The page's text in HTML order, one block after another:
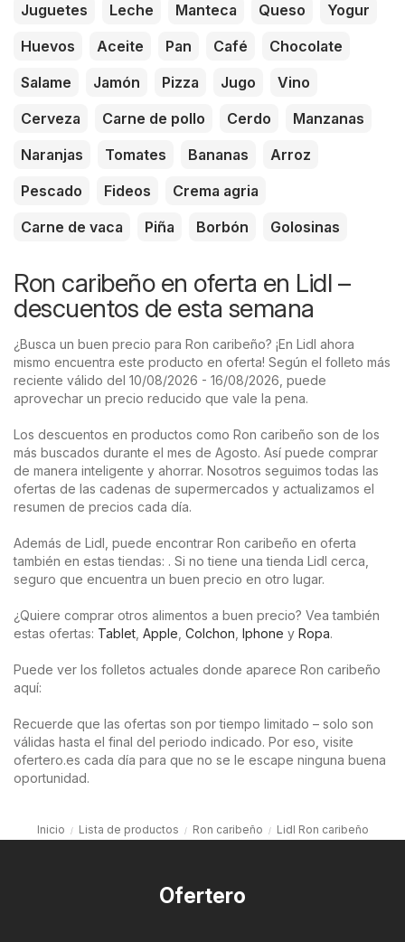
Juguetes Leche Manteca Queso
Yogur
Huevos
Aceite Pan Café
Chocolate
Salame
Jamón Pizza Jugo
Vino
Cerveza
Carne de pollo Cerdo
Manzanas
Naranjas
Tomates Bananas
Arroz
Pescado
Fideos
Crema agria
Carne de vaca
Piña Borbón Golosinas
Ron caribeño en oferta en Lidl –
descuentos de esta semana
¿Busca un buen precio para Ron caribeño? ¡En Lidl ahora
mismo encuentra este producto en oferta! Según el folleto más
reciente válido del 10/08/2026 - 16/08/2026, puede
aprovechar un precio reducido que vale la pena.
Los descuentos en productos como Ron caribeño son de los
más buscados durante el mes de Agosto. Así puede comprar
de manera inteligente y ahorrar. Nosotros seguimos todas las
ofertas de las cadenas de supermercados y actualizamos el
resumen de precios cada día.
Además de Lidl, puede encontrar Ron caribeño en oferta
también en estas tiendas: . Si no tiene una tienda Lidl cerca,
seguro que encuentra un buen precio en otro lugar.
¿Quiere comprar otros alimentos a buen precio? Vea también
estas ofertas: Tablet Apple Colchon Iphone y Ropa.
Puede ver los folletos actuales donde aparece Ron caribeño
aquí:
Recuerde que las ofertas son por tiempo limitado – solo son
válidas hasta el final del periodo indicado. Por eso, visite
ofertero.es cada día para que no se le escape ninguna buena
oportunidad.
Inicio Lista de productos Ron caribeño Lidl Ron caribeño
Ofertero